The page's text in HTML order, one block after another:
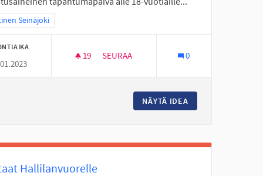
tulokset teeman mukaan: Läntinen Seinäjoki
Seinäjoki
19 19 SEURAAJAA
SEURAA 0
NÄYTÄ IDEA
Hallilanvuorelle